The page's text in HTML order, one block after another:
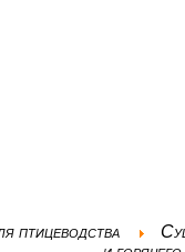
птицеводства